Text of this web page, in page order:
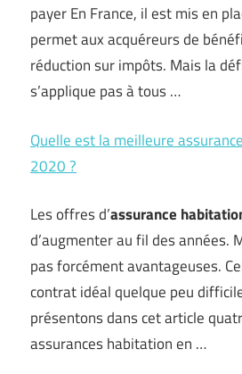
payer En France, il est mis en
permet aux acquéreurs de
réduction sur impôts. Mais la
s’applique pas à tous …
Quelle est la meilleure
2020 ?
Les offres d’assurance
d’augmenter au fil des années.
pas forcément avantageuses.
contrat idéal quelque peu
présentons dans cet article
assurances habitation en …